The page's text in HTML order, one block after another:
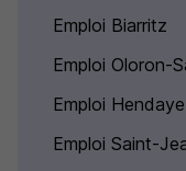
Emploi Biarritz
Emploi Oloron-
Emploi Hendaye
Emploi Saint-